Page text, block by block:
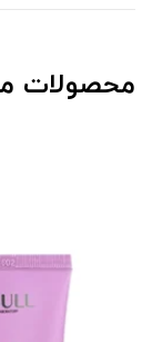
محصولات